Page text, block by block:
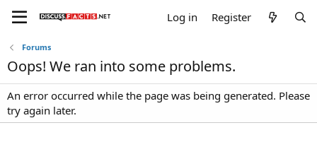
Log in Register
Forums
Oops! We ran into some problems.
An error occurred while the page was being generated. Please
try again later.